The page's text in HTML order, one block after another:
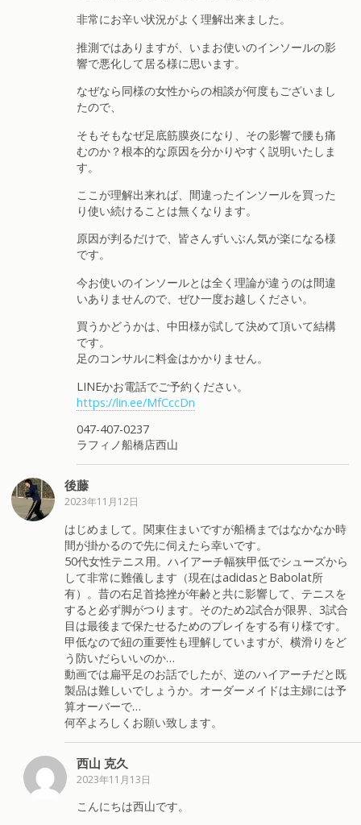
非常にお辛い状況がよく理解出来ました。
推測ではありますが、いまお使いのインソールの影
響で悪化して居る様に思います。
なぜなら同様の女性からの相談が何度もございまし
たので、
そもそもなぜ足底筋膜炎になり、その影響で腰も痛
むのか？根本的な原因を分かりやすく説明いたしま
す。
ここが理解出来れば、間違ったインソールを買った
り使い続けることは無くなります。
原因が判るだけで、皆さんずいぶん気が楽になる様
です。
今お使いのインソールとは全く理論が違うのは間違
いありませんので、ぜひ一度お越しください。
買うかどうかは、中田様が試して決めて頂いて結構
です。
足のコンサルに料金はかかりません。
LINEかお電話でご予約ください。
https://lin.ee/MfCccDn
047-407-0237
ラフィノ船橋店西山
後藤
2023年11月12日
はじめまして。関東住まいですが船橋まではなかなか時
間が掛かるので先に伺えたら幸いです。
50代女性テニス用。ハイアーチ幅狭甲低でシューズから
して非常に難儀します（現在はadidasとBabolat所
有）。昔の右足首捻挫が年齢と共に影響して、テニスを
すると必ず脚がつります。そのため2試合が限界、3試合
目は最後まで保たせるためのプレイをする有り様です。
甲低なので紐の重要性も理解していますが、横滑りをど
う防いだらいいのか…
動画では扁平足のお話でしたが、逆のハイアーチだと既
製品は難しいでしょうか。オーダーメイドは主婦には予
算オーバーで…
何卒よろしくお願い致します。
西山 克久
2023年11月13日
こんにちは西山です。